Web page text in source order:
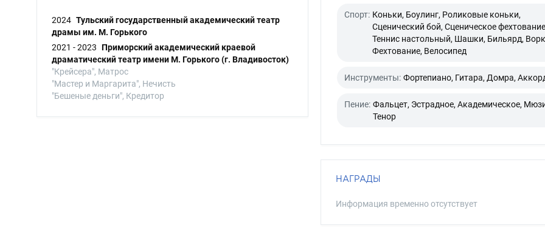
2024 Тульский государственный академический театр
драмы им. М. Горького
2021 - 2023
Приморский академический краевой
драматический театр имени М. Горького (г. Владивосток)
"Крейсера", Матрос
"Мастер и Маргарита", Нечисть
"Бешеные деньги", Кредитор
Спорт: Коньки, Боулинг, Роликовые коньки,
Сценический бой, Сценическое
Теннис настольный, Шашки, Бильярд,
Фехтование, Велосипед
Инструменты: Фортепиано, Гитара, Домра,
Пение: Фальцет, Эстрадное, Академическое,
Тенор
НАГРАДЫ
Информация временно отсутствует